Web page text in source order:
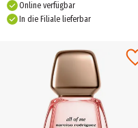
Online verfügbar
In die Filiale lieferbar